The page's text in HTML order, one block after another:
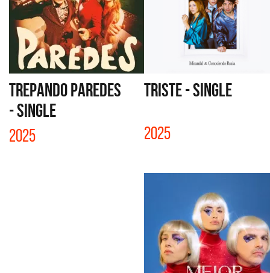
TREPANDO PAREDES
- SINGLE
2025
TRISTE - SINGLE
2025